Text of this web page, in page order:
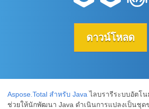
ดาวน์โหลด
Aspose.Total สำหรับ Java ไลบรารีระบบอัตโ
ช่วยให้นักพัฒนา Java ดำเนินการแปลงเป็นชุด